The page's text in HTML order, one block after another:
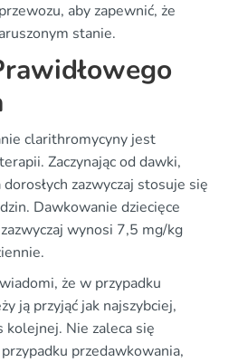
aby zapewnić, że
stanie.
clarithromycyny jest
Zaczynając od dawki,
zazwyczaj stosuje się
Dawkowanie dziecięce
wynosi 7,5 mg/kg
że w przypadku
ją przyjąć jak najszybciej,
kolejnej. Nie zaleca się
przedawkowania,